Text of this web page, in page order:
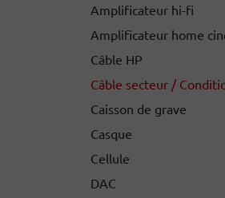
Amplificateur hi-fi
Amplificateur home
Câble HP
Câble secteur /
Caisson de grave
Casque
Cellule
DAC